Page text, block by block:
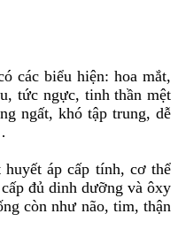
các biểu hiện: hoa mắt,
tức ngực, tinh thần mệt
ngất, khó tập trung, dễ
áp cấp tính, cơ thể
đủ dinh dưỡng và ôxy
còn như não, tim, thận